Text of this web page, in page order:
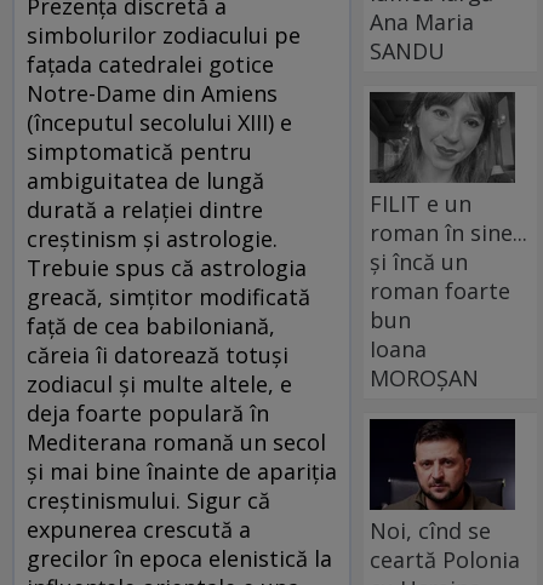
Prezența discretă a
simbolurilor zodiacului pe
fațada catedralei gotice
Notre-Dame din Amiens
(începutul secolului XIII) e
simptomatică pentru
ambiguitatea de lungă
durată a relației dintre
creștinism și astrologie.
Trebuie spus că astrologia
greacă, simțitor modificată
față de cea babiloniană,
căreia îi datorează totuși
zodiacul și multe altele, e
deja foarte populară în
Mediterana romană un secol
și mai bine înainte de apariția
creștinismului. Sigur că
expunerea crescută a
grecilor în epoca elenistică la
Ana Maria
SANDU
FILIT e un
roman în sine...
și încă un
roman foarte
bun
Ioana
MOROȘAN
Noi, cînd se
ceartă Polonia